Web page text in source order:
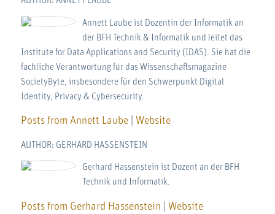
Annett Laube ist Dozentin der Informatik an
der BFH Technik & Informatik und leitet das
Institute for Data Applications and Security (IDAS). Sie hat die
fachliche Verantwortung für das Wissenschaftsmagazine
SocietyByte, insbesondere für den Schwerpunkt Digital
Identity, Privacy & Cybersecurity.
Posts from Annett Laube| Website
AUTHOR: GERHARD HASSENSTEIN
Gerhard Hassenstein ist Dozent an der BFH
Technik und Informatik.
Posts from Gerhard Hassenstein Website